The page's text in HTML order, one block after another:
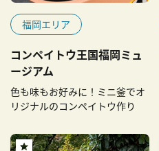
福岡エリア
コンペイトウ王国福岡ミュ
ージアム
色も味もお好みに！ミニ釜でオ
リジナルのコンペイトウ作り